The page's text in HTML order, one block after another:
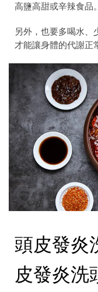
高鹽高甜或辛辣食品。
另外，也要多喝水、
才能讓身體的代謝正
頭皮發炎
皮發炎洗